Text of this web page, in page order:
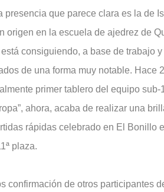
presencia que parece clara es la de
origen en la escuela de ajedrez de
consiguiendo, a base de trabajo
de una forma muy notable. Hace
primer tablero del equipo sub-
ahora, acaba de realizar una
rápidas celebrado en El Bonillo
plaza.
confirmación de otros participantes